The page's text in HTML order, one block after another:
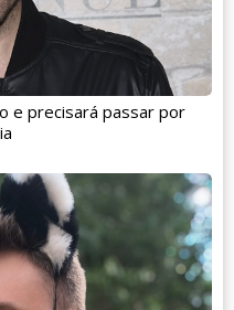
e precisará passar por